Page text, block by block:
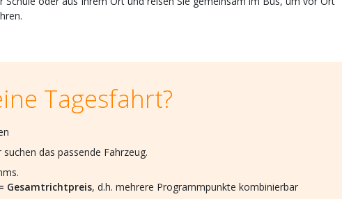
Tagesfahrt?
das passende Fahrzeug.
Gesamtrichtpreis, d.h. mehrere Programmpunkte kombinierbar